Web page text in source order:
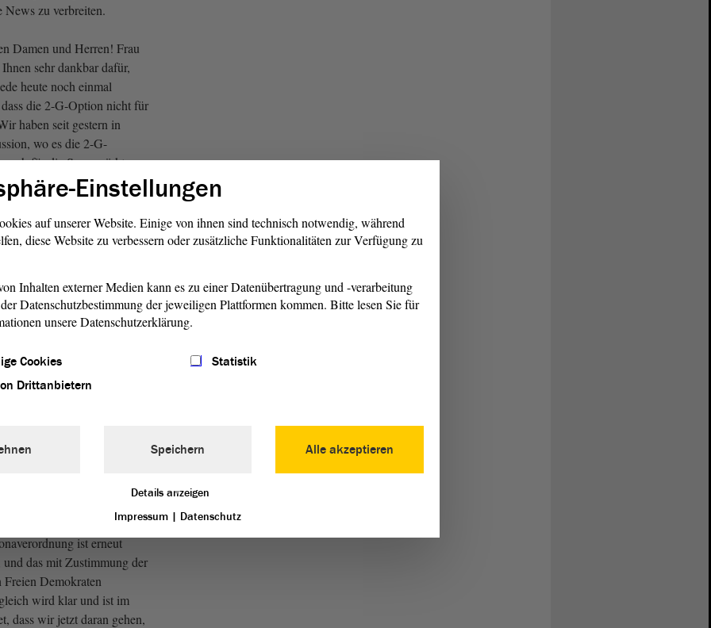
News zu verbreiten.
Damen und Herren! Frau
sehr dankbar dafür,
heute noch einmal
die 2-G-Option nicht für
haben seit gestern in
wo es die 2-G-
für die Supermärkte,
gibt. Ich bin dafür
Landesregierung klar sagt,
für alle zugänglich sein
wird.
Damen und Herren! Wir
sehen die Maßnahmen, die
Covid-19-Pandemie
immer unter dem klaren
geeignet und
auch von dieser
wir tragen, dass die
genau darauf immer
Sie es angesprochen
ist erneut
das mit Zustimmung der
Demokraten
wird klar und ist im
dass wir jetzt daran gehen,
Einstellungen
auf unserer Website. Einige von ihnen sind technisch notwendig, während
diese Website zu verbessern oder zusätzliche Funktionalitäten zur Verfügung zu
Inhalten externer Medien kann es zu einer Datenübertragung und -verarbeitung
Datenschutzbestimmung der jeweiligen Plattformen kommen. Bitte lesen Sie für
unsere Datenschutzerklärung.
Cookies
Statistik
Drittanbietern
Alle akzeptieren
Speichern
Details anzeigen
Impressum | Datenschutz